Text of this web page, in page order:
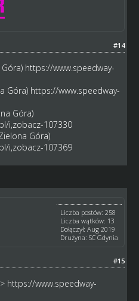
#14
https://www.speedway-
Góra) https://www.speedway-
Góra)
i,zobacz-107330
Góra)
i,zobacz-107369
Liczba postów: 258
Liczba wątków: 13
Dołączył: Aug 2019
Drużyna: SC Gdynia
#15
https://www.speedway-